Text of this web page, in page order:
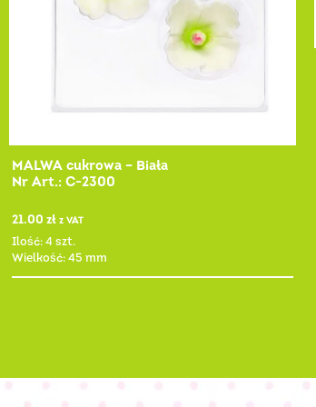
MALWA cukrowa – Biała
Nr Art.: C-2300
21.00 zł z VAT
Ilość: 4 szt.
Wielkość: 45 mm